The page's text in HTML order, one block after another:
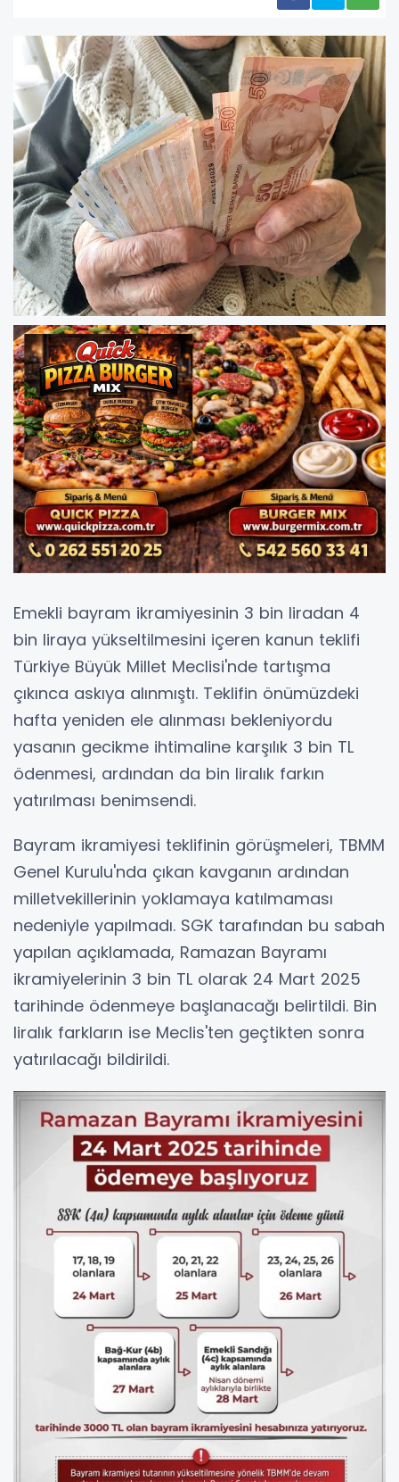
Emekli bayram ikramiyesinin 3 bin liradan 4
bin liraya yükseltilmesini içeren kanun teklifi
Türkiye Büyük Millet Meclisi'nde tartışma
çıkınca askıya alınmıştı. Teklifin önümüzdeki
hafta yeniden ele alınması bekleniyordu
yasanın gecikme ihtimaline karşılık 3 bin TL
ödenmesi, ardından da bin liralık farkın
yatırılması benimsendi.
Bayram ikramiyesi teklifinin görüşmeleri, TBMM
Genel Kurulu'nda çıkan kavganın ardından
milletvekillerinin yoklamaya katılmaması
nedeniyle yapılmadı. SGK tarafından bu sabah
yapılan açıklamada, Ramazan Bayramı
ikramiyelerinin 3 bin TL olarak 24 Mart 2025
tarihinde ödenmeye başlanacağı belirtildi. Bin
liralık farkların ise Meclis'ten geçtikten sonra
yatırılacağı bildirildi.